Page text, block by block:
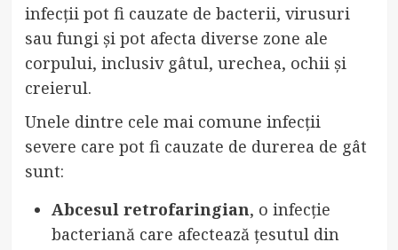
infecții pot fi cauzate de bacterii, virusuri
sau fungi și pot afecta diverse zone ale
corpului, inclusiv gâtul, urechea, ochii și
creierul.
Unele dintre cele mai comune infecții
severe care pot fi cauzate de durerea de gât
sunt:
Abcesul retrofaringian, o infecție
bacteriană care afectează țesutul din